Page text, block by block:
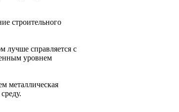
строительного
лучше справляется с
уровнем
металлическая